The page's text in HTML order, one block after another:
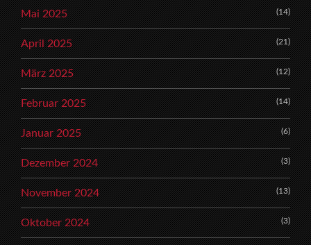
Mai 2025 (14)
April 2025 (21)
März 2025 (12)
Februar 2025 (14)
Januar 2025 (6)
Dezember 2024 (3)
November 2024 (13)
Oktober 2024 (3)